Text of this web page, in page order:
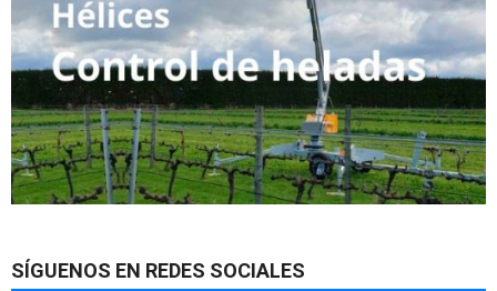
SÍGUENOS EN REDES SOCIALES